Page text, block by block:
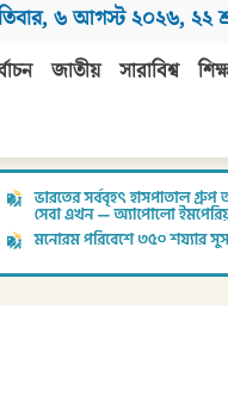
, ৬ আগস্ট ২০২৬, ২২
জাতীয় সারাবিশ্ব